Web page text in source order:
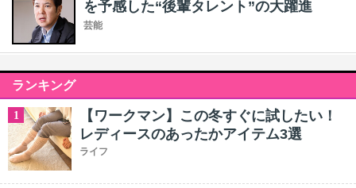
を予感した“後輩タレント”の大躍進
芸能
ランキング
1
【ワークマン】この冬すぐに試したい！
レディースのあったかアイテム3選
ライフ